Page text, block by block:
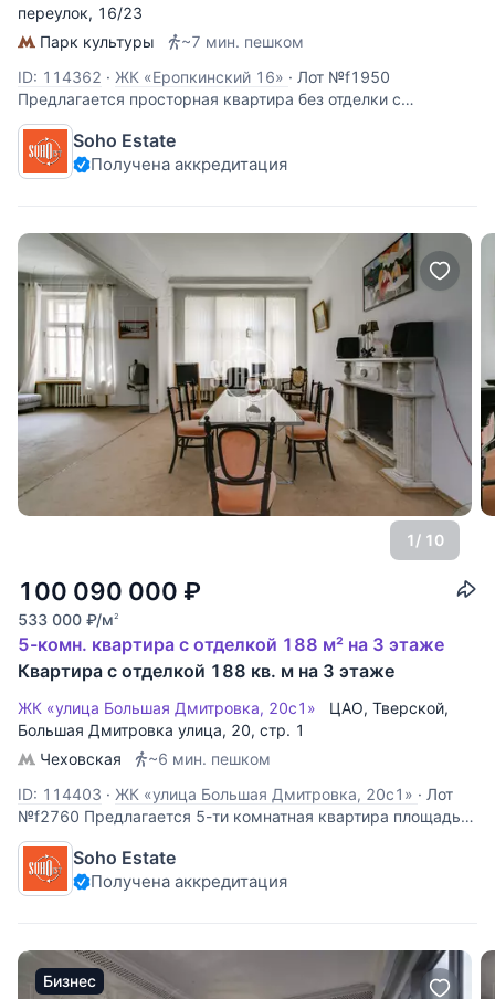
переулок, 16/23
Парк культуры
~7 мин. пешком
ID: 114362 · ЖК «Еропкинский 16» · Лот №f1950
Предлагается просторная квартира без отделки с
возможностью спланировать 5 комнат, 4 спальни. Окна на
две стороны. Открытые виды в сторону Храма Христа
Спасителя. 2 зависимых машиноместа в подземном
Soho Estate
Получена аккредитация
1/ 10
100 090 000 ₽
533 000 ₽/м2
5-комн. квартира с отделкой 188 м² на 3 этаже
Квартира с отделкой 188 кв. м на 3 этаже
ЖК «улица Большая Дмитровка, 20с1» ЦАО, Тверской,
Большая Дмитровка улица, 20, стр. 1
Чеховская
~6 мин. пешком
ID: 114403 · ЖК «улица Большая Дмитровка, 20с1» · Лот
№f2760 Предлагается 5-ти комнатная квартира площадью
188 кв.м. под отделку. Функциональная планировка: холл,
гостиная, кухня, 4 спальни, 3 ванных комнаты. Высота
потолка 3,8 м. Окна на 2 стороны света. Наземный паркинг
Soho Estate
Получена аккредитация
Бизнес